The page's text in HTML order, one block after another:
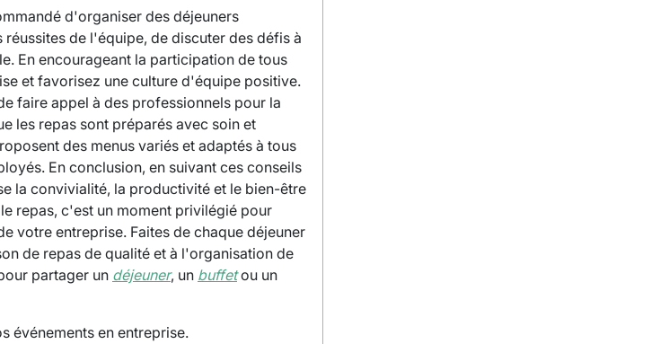
d'organiser des déjeuners
de l'équipe, de discuter des défis à
En encourageant la participation de tous
et favorisez une culture d'équipe positive.
faire appel à des professionnels pour la
les repas sont préparés avec soin et
des menus variés et adaptés à tous
En conclusion, en suivant ces conseils
la convivialité, la productivité et le bien-être
repas, c'est un moment privilégié pour
votre entreprise. Faites de chaque déjeuner
de repas de qualité et à l'organisation de
partager un déjeuner, un buffetou un
événements en entreprise.